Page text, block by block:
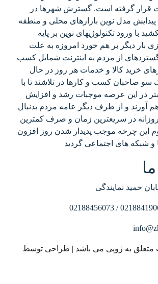
قرار گرفته است. گسترش شهرها در
مدل نوین بازارهای محلی و منطقه
با ورود تکنولوژیهای نوین بر پایه
بار دیگر بر هم خورد امروزه به علت
از مردم به اینترنت شمایل کسب
خرید کالا و خدمات هر روز در حال
صاحبان کسب و کارها در تلاشند تا با
در این عرصه موجبات رشد و افزایش
آورند و از طرف دیگر عامه مردم بدنبال
روزانه در سریعترین زمان و صرف کمترین
این چرخه موجب پدیدار شدن روز افزون
حمید نمایندگی
02188419068 /
متعلق به ژوپی می باشد | طراحی توسط